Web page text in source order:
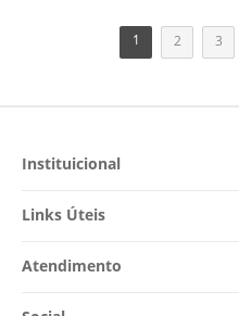
1 2 3
Instituicional
Links Úteis
Atendimento